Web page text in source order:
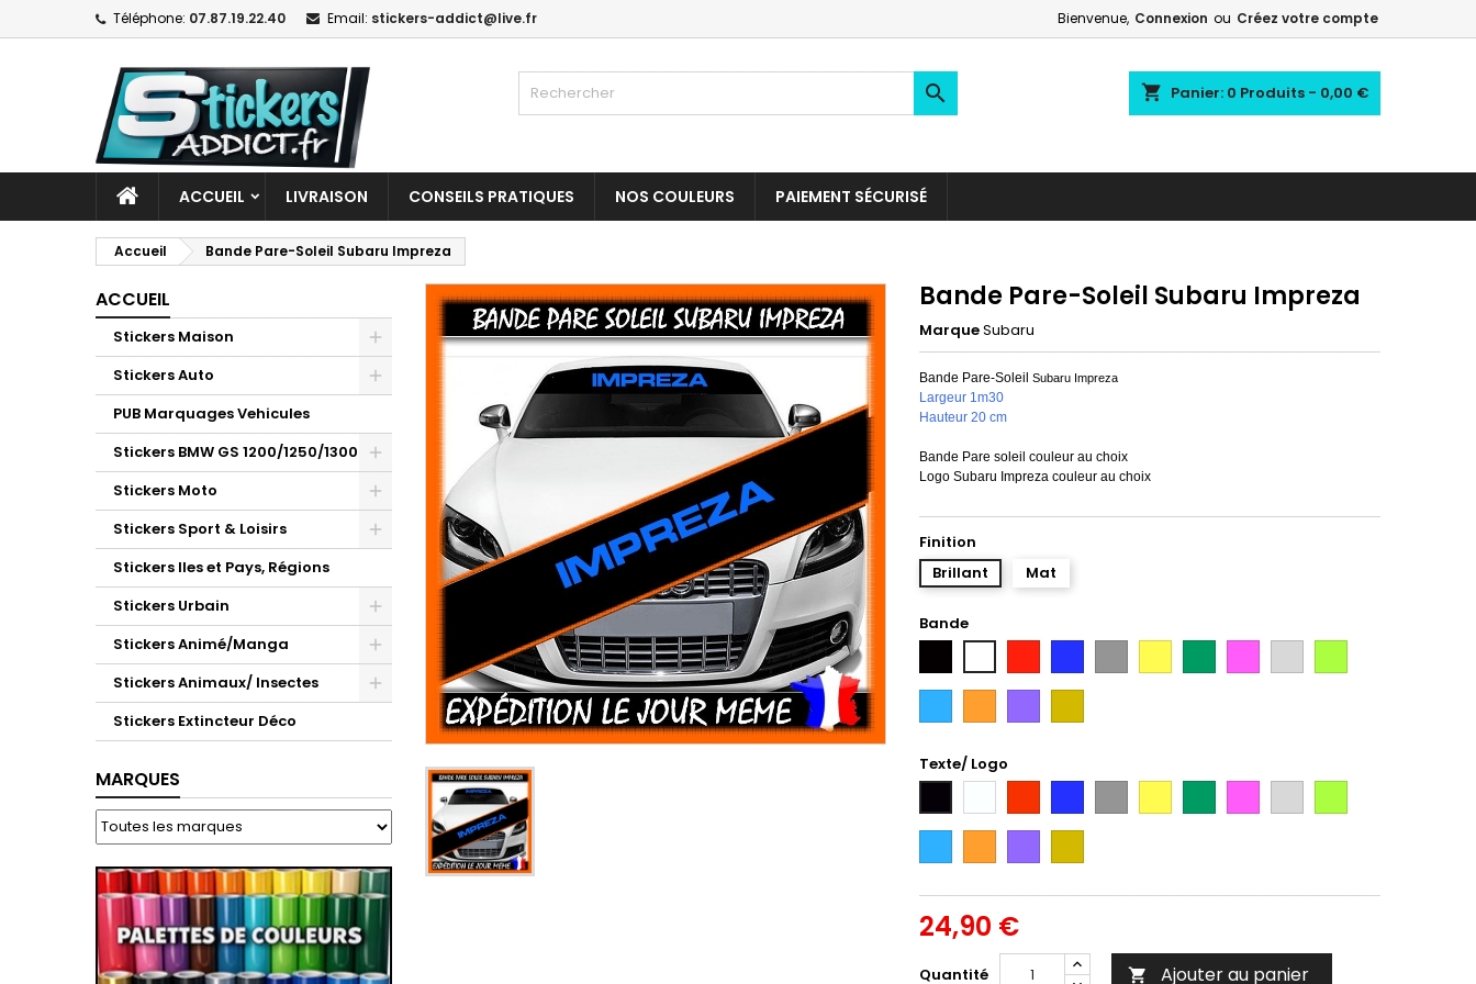
Téléphone: 07.87.19.22.40 Email: stickers-addict@live.fr Bienvenue, Connexion ou Créez votre compte
shopping_cart Panier: 0 Produits - 0,00 €

ACCUEIL LIVRAISON CONSEILS PRATIQUES NOS COULEURS PAIEMENT SÉCURISÉ
Accueil Bande Pare-Soleil Subaru Impreza
ACCUEIL
Stickers Maison
Stickers Auto
PUB Marquages Vehicules
Stickers BMW GS 1200/1250/1300
Stickers Moto
Stickers Sport & Loisirs
Stickers Iles et Pays, Régions
Stickers Urbain
Stickers Animé/Manga
Stickers Animaux/ Insectes
Stickers Extincteur Déco
MARQUES
Bande Pare-Soleil Subaru Impreza
MarqueSubaru
Bande Pare-Soleil Subaru Impreza
Largeur 1m30
Hauteur 20 cm
Bande Pare soleil couleur au choix
Logo Subaru Impreza couleur au choix
Finition
Brillant
Mat
Bande
ArgentCitron
Intense
Texte/ Logo
ArgentCitron
Intense
24,90 €
Quantité  Ajouter au panier